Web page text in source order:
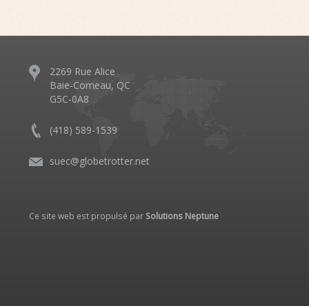
2269 Rue Alice
Baie-Comeau, QC
G5C-0A8
(418) 589-1539
suec@globetrotter.net
Ce site web est propulsé par Solutions Neptune